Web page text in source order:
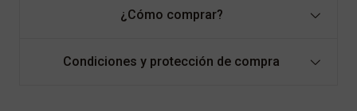
¿Cómo comprar?
Condiciones y protección de compra